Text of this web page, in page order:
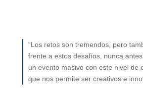
“Los retos son tremendos, pero
frente a estos desafíos, nunca
un evento masivo con este nivel de
que nos permite ser creativos e